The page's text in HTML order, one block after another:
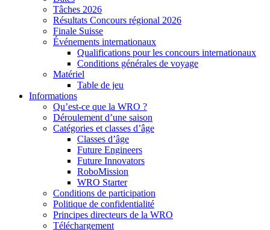
Tâches 2026
Résultats Concours régional 2026
Finale Suisse
Événements internationaux
Qualifications pour les concours internationaux
Conditions générales de voyage
Matériel
Table de jeu
Informations
Qu’est-ce que la WRO ?
Déroulement d’une saison
Catégories et classes d’âge
Classes d’âge
Future Engineers
Future Innovators
RoboMission
WRO Starter
Conditions de participation
Politique de confidentialité
Principes directeurs de la WRO
Téléchargement